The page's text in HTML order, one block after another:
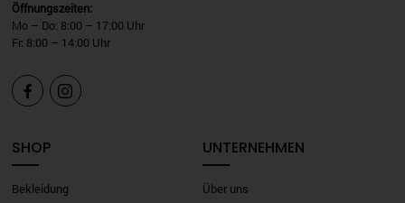
Öffnungszeiten:
Mo – Do: 8:00 – 17:00 Uhr
Fr: 8:00 – 14:00 Uhr
 
SHOP
Bekleidung
UNTERNEHMEN
Über uns